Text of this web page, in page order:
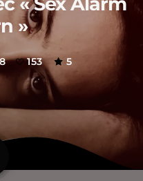
»
153 5